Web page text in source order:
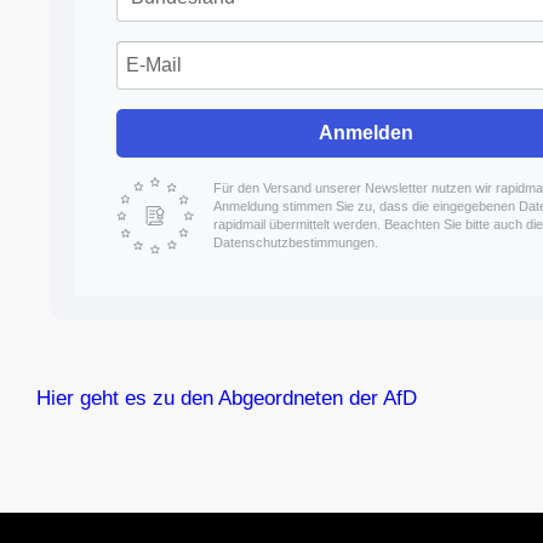
Anmelden
Für den Versand unserer Newsletter nutzen wir
Anmeldung stimmen Sie zu, dass die eingegebenen
rapidmail übermittelt werden. Beachten Sie bitte auch
Datenschutzbestimmungen.
Hier geht es zu den Abgeordneten der AfD